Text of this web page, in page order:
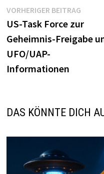
VORHERIGER BEITRAG
US-Task Force zur
Geheimnis-Freigabe
UFO/UAP-
Informationen
DAS KÖNNTE DICH